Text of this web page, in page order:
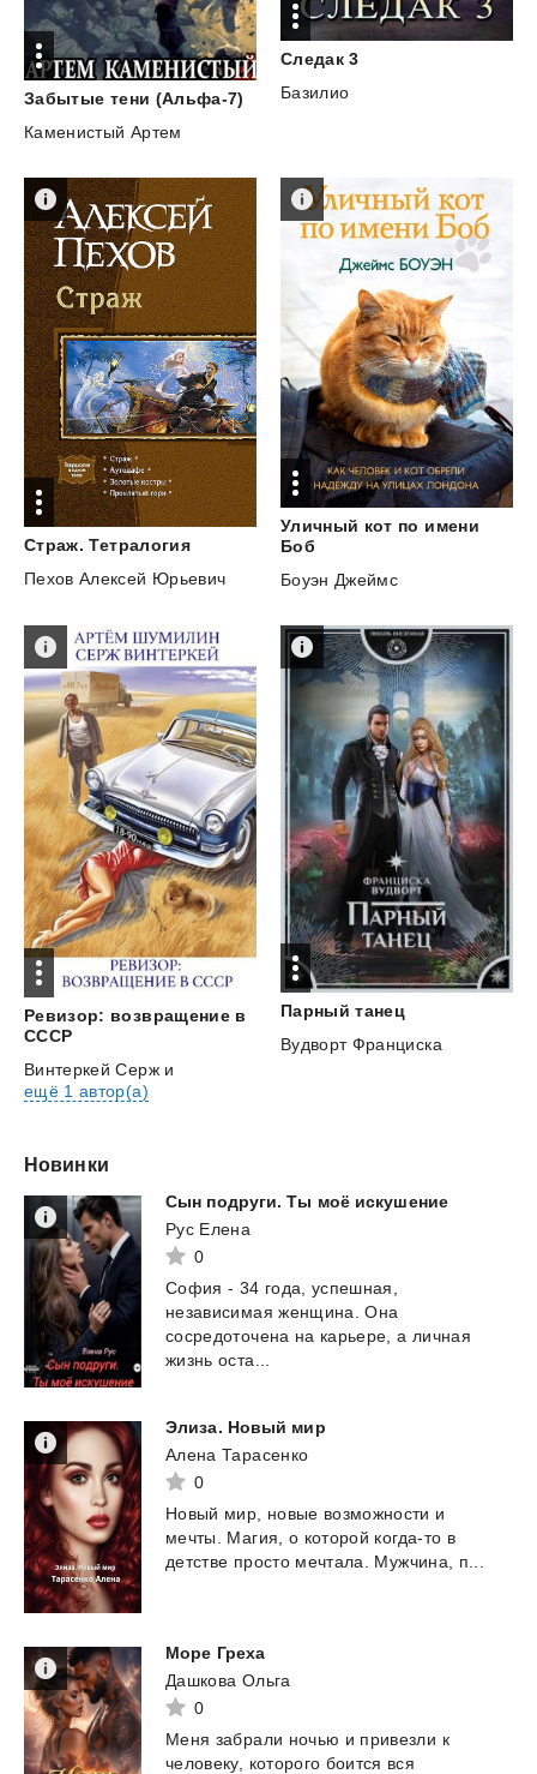
Забытые тени (Альфа-7)
Каменистый Артем
Следак 3
Базилио
Страж. Тетралогия
Пехов Алексей Юрьевич
Уличный кот по имени
Боб
Боуэн Джеймс
Ревизор: возвращение в
СССР
Винтеркей Сержи
ещё 1 автор(а)
Парный танец
Вудворт Франциска
Новинки
Сын подруги. Ты моё искушение
Рус Елена
0
София - 34 года, успешная,
независимая женщина. Она
сосредоточена на карьере, а личная
жизнь оста...
Элиза. Новый мир
Алена Тарасенко
0
Новый мир, новые возможности и
мечты.
Магия, о которой когда-то в
детстве просто мечтала. Мужчина, п...
Море Греха
Дашкова Ольга
0
Меня забрали ночью и привезли к
человеку, которого боится вся